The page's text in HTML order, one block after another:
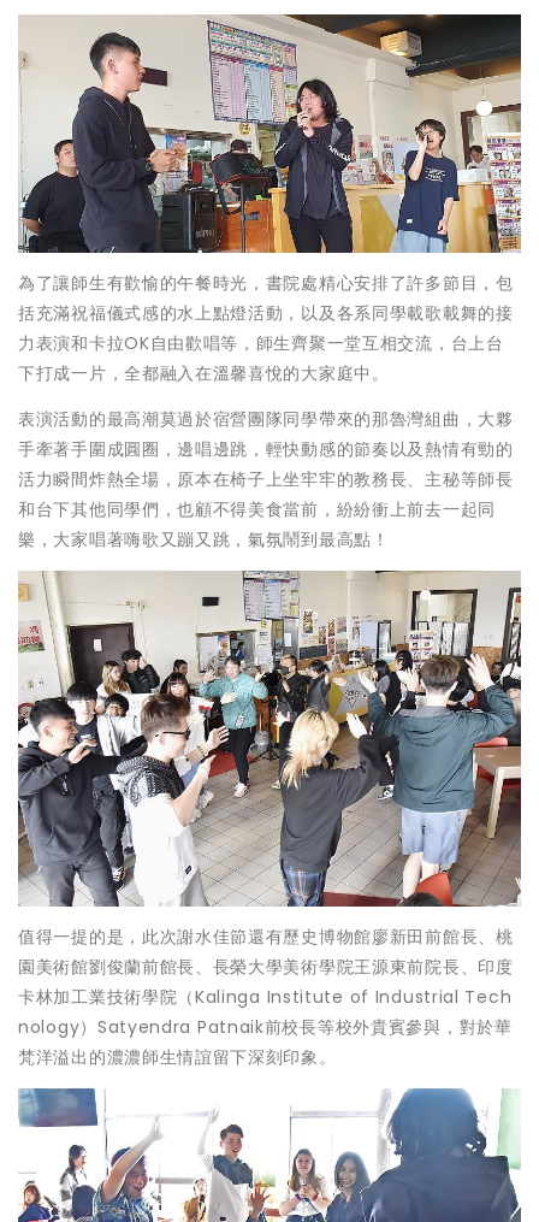
為了讓師生有歡愉的午餐時光，書院處精心安排了許多節目，包
括充滿祝福儀式感的水上點燈活動，以及各系同學載歌載舞的接
力表演和卡拉OK自由歡唱等，師生齊聚一堂互相交流，台上台
下打成一片，全都融入在溫馨喜悅的大家庭中。
表演活動的最高潮莫過於宿營團隊同學帶來的那魯灣組曲，大夥
手牽著手圍成圓圈，邊唱邊跳，輕快動感的節奏以及熱情有勁的
活力瞬間炸熱全場，原本在椅子上坐牢牢的教務長、主秘等師長
和台下其他同學們，也顧不得美食當前，紛紛衝上前去一起同
樂，大家唱著嗨歌又蹦又跳，氣氛鬧到最高點！
值得一提的是，此次謝水佳節還有歷史博物館廖新田前館長、桃
園美術館劉俊蘭前館長、長榮大學美術學院王源東前院長、印度
卡林加工業技術學院（Kalinga Institute of Industrial Tech
nology）Satyendra Patnaik前校長等校外貴賓參與，對於華
梵洋溢出的濃濃師生情誼留下深刻印象。